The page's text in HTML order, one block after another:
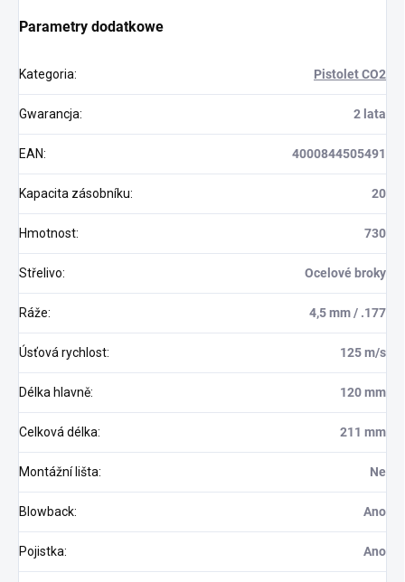
Parametry dodatkowe
Kategoria: Pistolet CO2
Gwarancja: 2 lata
EAN: 4000844505491
Kapacita zásobníku: 20
Hmotnost: 730
Střelivo: Ocelové broky
Ráže: 4,5 mm / .177
Úsťová rychlost: 125 m/s
Délka hlavně: 120 mm
Celková délka: 211 mm
Montážní lišta: Ne
Blowback: Ano
Pojistka: Ano